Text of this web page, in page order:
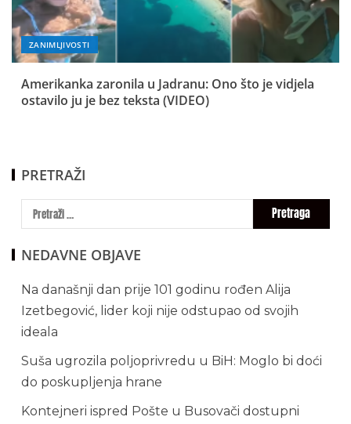
ZANIMLJIVOSTI
Amerikanka zaronila u Jadranu: Ono što je vidjela
ostavilo ju je bez teksta (VIDEO)
PRETRAŽI
NEDAVNE OBJAVE
Na današnji dan prije 101 godinu rođen Alija
Izetbegović, lider koji nije odstupao od svojih
ideala
Suša ugrozila poljoprivredu u BiH: Moglo bi doći
do poskupljenja hrane
Kontejneri ispred Pošte u Busovači dostupni